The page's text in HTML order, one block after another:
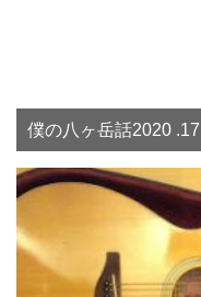
僕の八ヶ岳話2020 .17